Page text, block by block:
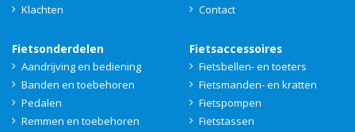
Klachten
Contact
Fietsonderdelen
Aandrijving en bediening
Banden en toebehoren
Pedalen
Remmen en toebehoren
Fietsaccessoires
Fietsbellen- en toeters
Fietsmanden- en kratten
Fietspompen
Fietstassen